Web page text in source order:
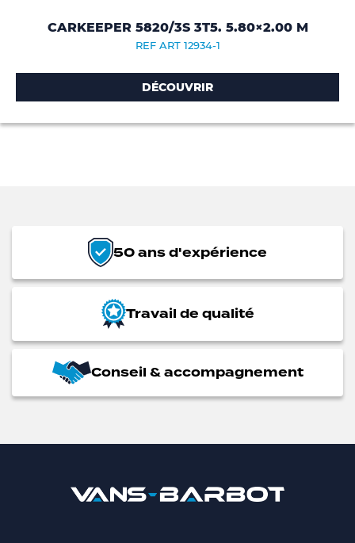
CARKEEPER 5820/3S 3T5. 5.80×2.00 M
REF ART 12934-1
DÉCOUVRIR
50 ans d'expérience
Travail de qualité
Conseil & accompagnement